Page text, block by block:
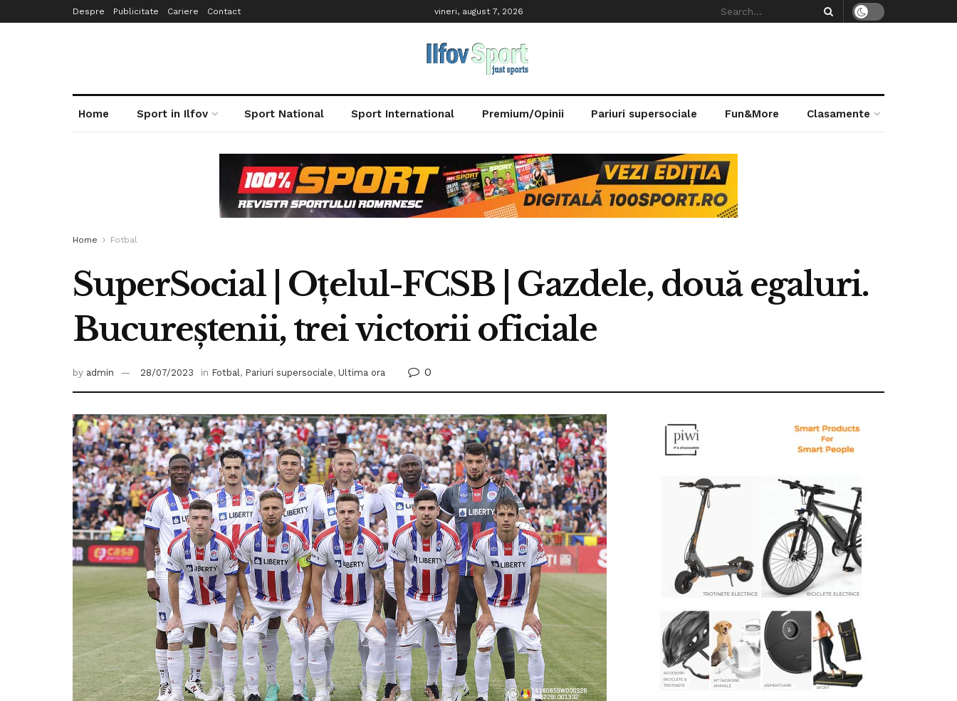
Despre Publicitate Cariere Contact vineri, august 7, 2026
Home Sport in Ilfov Sport National Sport International Premium/Opinii Pariuri supersociale Fun&More Clasamente
Home Fotbal
SuperSocial | Oțelul-FCSB | Gazdele, două egaluri.
Bucureștenii, trei victorii oficiale
by admin 28/07/2023 in Fotbal, Pariuri supersociale, Ultima ora 0